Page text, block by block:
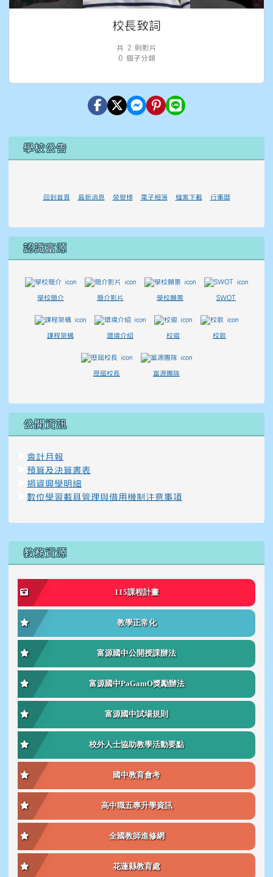
校長致詞
共 2 則影片
0 個子分類
左邊區域內容
學校公告
回到首頁 最新消息 榮譽榜 電子相簿 檔案下載 行事曆
認識富源
學校簡介 簡介影片 學校願景 SWOT
課程架構 環境介紹 校徽 校歌
歷屆校長 富源團隊
公開資訊
會計月報
預算及決算書表
捐資興學明細
數位學習載具管理與借用機制注意事項
右邊區域內容
教務資源
115課程計畫
教學正常化
富源國中公開授課辦法
富源國中PaGamO獎勵辦法
富源國中試場規則
校外人士協助教學活動要點
國中教育會考
高中職五專升學資訊
全國教師進修網
花蓮縣教育處